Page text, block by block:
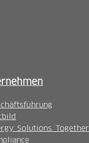
Solutions. Together.